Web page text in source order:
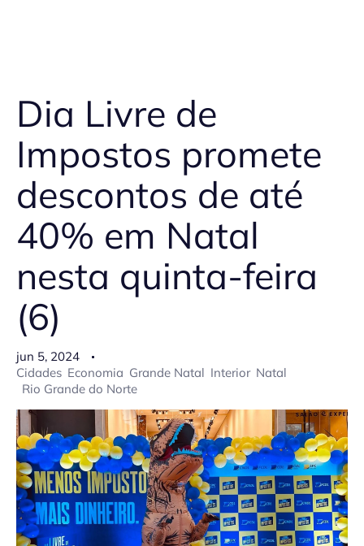
Dia Livre de
Impostos promete
descontos de até
40% em Natal
nesta quinta-feira
(6)
jun 5, 2024
Cidades Economia Grande Natal Interior Natal
Rio Grande do Norte